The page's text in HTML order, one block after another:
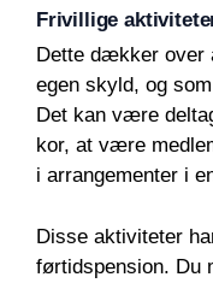
Frivillige
Dette dækker over
egen skyld, og
Det kan være
kor, at være
i arrangementer i
Disse aktiviteter
førtidspension. Du